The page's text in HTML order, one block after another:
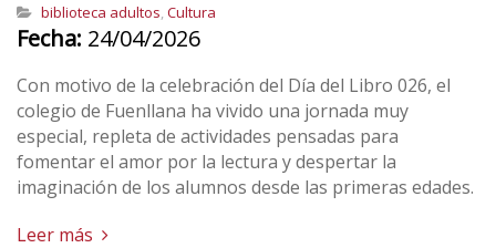
biblioteca adultos, Cultura
Fecha: 24/04/2026
Con motivo de la celebración del Día del Libro 026, el
colegio de Fuenllana ha vivido una jornada muy
especial, repleta de actividades pensadas para
fomentar el amor por la lectura y despertar la
imaginación de los alumnos desde las primeras edades.
Leer más